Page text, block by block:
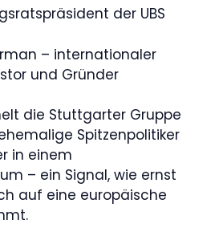
der UBS
– internationaler
und Gründer
die Stuttgarter Gruppe
Spitzenpolitiker
in einem
– ein Signal, wie ernst
auf eine europäische